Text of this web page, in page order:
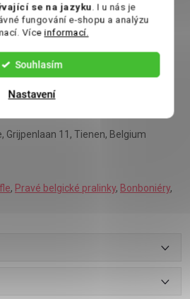
se na jazyku . I u nás je
fungování e-shopu a analýzu
Víceinformací.
Souhlasím
Nastavení
15°C - max. 20°C).
v textu.
Grijpenlaan 11, Tienen, Belgium
, Pravé belgické pralinky, Bonboniéry,